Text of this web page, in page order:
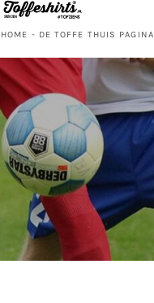
HOME - DE TOFFE THUIS PAGINA